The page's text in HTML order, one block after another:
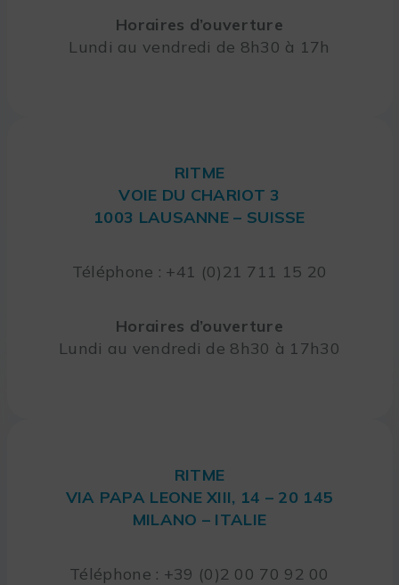
Horaires d’ouverture
Lundi au vendredi de 8h30 à 17h
RITME
VOIE DU CHARIOT 3
1003 LAUSANNE – SUISSE
Téléphone : +41 (0)21 711 15 20
Horaires d’ouverture
Lundi au vendredi de 8h30 à 17h30
RITME
VIA PAPA LEONE XIII, 14 – 20 145
MILANO – ITALIE
Téléphone : +39 (0)2 00 70 92 00